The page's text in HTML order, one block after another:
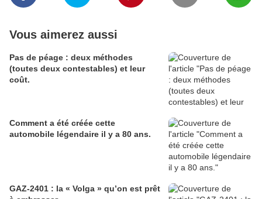
Vous aimerez aussi
Pas de péage : deux méthodes
(toutes deux contestables) et leur
coût.
Comment a été créée cette
automobile légendaire il y a 80 ans.
GAZ-2401 : la « Volga » qu’on est prêt